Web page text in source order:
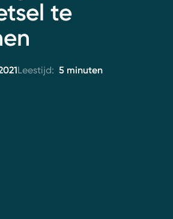
te
Leestijd: 5 minuten